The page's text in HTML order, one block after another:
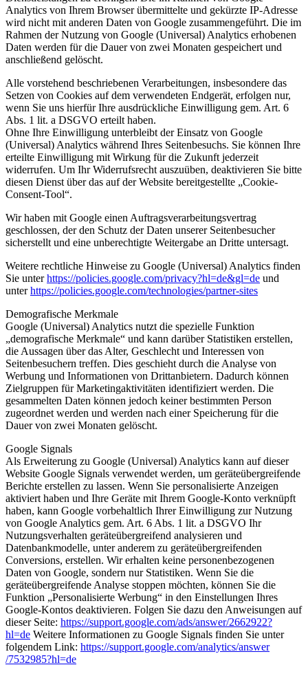
Analytics von Ihrem Browser übermittelte und gekürzte IP-Adresse
wird nicht mit anderen Daten von Google zusammengeführt. Die im
Rahmen der Nutzung von Google (Universal) Analytics erhobenen
Daten werden für die Dauer von zwei Monaten gespeichert und
anschließend gelöscht.
Alle vorstehend beschriebenen Verarbeitungen, insbesondere das
Setzen von Cookies auf dem verwendeten Endgerät, erfolgen nur,
wenn Sie uns hierfür Ihre ausdrückliche Einwilligung gem. Art. 6
Abs. 1 lit. a DSGVO erteilt haben.
Ohne Ihre Einwilligung unterbleibt der Einsatz von Google
(Universal) Analytics während Ihres Seitenbesuchs. Sie können Ihre
erteilte Einwilligung mit Wirkung für die Zukunft jederzeit
widerrufen. Um Ihr Widerrufsrecht auszuüben, deaktivieren Sie bitte
diesen Dienst über das auf der Website bereitgestellte „Cookie-
Consent-Tool“.
Wir haben mit Google einen Auftragsverarbeitungsvertrag
geschlossen, der den Schutz der Daten unserer Seitenbesucher
sicherstellt und eine unberechtigte Weitergabe an Dritte untersagt.
Weitere rechtliche Hinweise zu Google (Universal) Analytics finden
Sie unterhttps://policies.google.com/privacy?hl=de&gl=de und
unterhttps://policies.google.com/technologies/partner-sites
Demografische Merkmale
Google (Universal) Analytics nutzt die spezielle Funktion
„demografische Merkmale“ und kann darüber Statistiken erstellen,
die Aussagen über das Alter, Geschlecht und Interessen von
Seitenbesuchern treffen. Dies geschieht durch die Analyse von
Werbung und Informationen von Drittanbietern. Dadurch können
Zielgruppen für Marketingaktivitäten identifiziert werden. Die
gesammelten Daten können jedoch keiner bestimmten Person
zugeordnet werden und werden nach einer Speicherung für die
Dauer von zwei Monaten gelöscht.
Google Signals
Als Erweiterung zu Google (Universal) Analytics kann auf dieser
Website Google Signals verwendet werden, um geräteübergreifende
Berichte erstellen zu lassen. Wenn Sie personalisierte Anzeigen
aktiviert haben und Ihre Geräte mit Ihrem Google-Konto verknüpft
haben, kann Google vorbehaltlich Ihrer Einwilligung zur Nutzung
von Google Analytics gem. Art. 6 Abs. 1 lit. a DSGVO Ihr
Nutzungsverhalten geräteübergreifend analysieren und
Datenbankmodelle, unter anderem zu geräteübergreifenden
Conversions, erstellen. Wir erhalten keine personenbezogenen
Daten von Google, sondern nur Statistiken. Wenn Sie die
geräteübergreifende Analyse stoppen möchten, können Sie die
Funktion „Personalisierte Werbung“ in den Einstellungen Ihres
Google-Kontos deaktivieren. Folgen Sie dazu den Anweisungen auf
dieser Seite: https://support.google.com/ads/answer/2662922?
hl=de Weitere Informationen zu Google Signals finden Sie unter
folgendem Link: https://support.google.com/analytics/answer
/7532985?hl=de